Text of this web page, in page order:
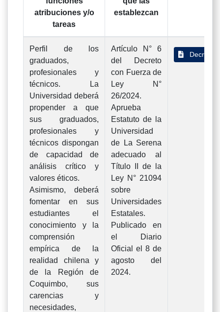
atribuciones y/o
tareas
establezcan
Perfil de los
graduados,
profesionales y
técnicos. La
Universidad deberá
propender a que
sus graduados,
profesionales y
técnicos dispongan
de capacidad de
análisis crítico y
valores éticos.
Asimismo, deberá
fomentar en sus
estudiantes el
conocimiento y la
comprensión
empírica de la
realidad chilena y
de la Región de
Coquimbo, sus
carencias y
necesidades,
Artículo N° 6
del Decreto
con Fuerza de
Ley N°
26/2024.
Aprueba
Estatuto de la
Universidad
de La Serena
adecuado al
Título II de la
Ley N° 21094
sobre
Universidades
Estatales.
Publicado en
el Diario
Oficial el 8 de
agosto del
2024.
Decreto